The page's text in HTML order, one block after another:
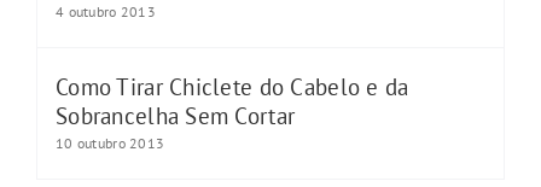
4 outubro 2013
Como Tirar Chiclete do Cabelo e da
Sobrancelha Sem Cortar
10 outubro 2013